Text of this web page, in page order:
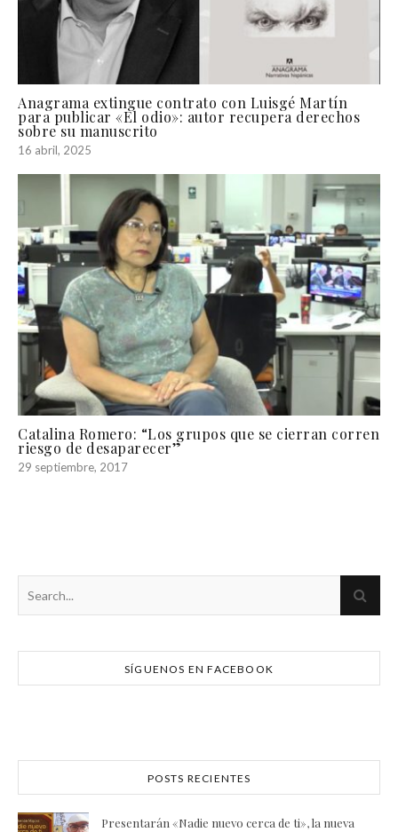
Anagrama extingue contrato con Luisgé Martín
para publicar «El odio»: autor recupera derechos
sobre su manuscrito
16 abril, 2025
Catalina Romero: “Los grupos que se cierran corren
riesgo de desaparecer”
29 septiembre, 2017
SÍGUENOS EN FACEBOOK
POSTS RECIENTES
Presentarán «Nadie nuevo cerca de ti», la nueva